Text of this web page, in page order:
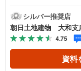
シルバー推奨店
朝日土地建物 大和
4.75
資料